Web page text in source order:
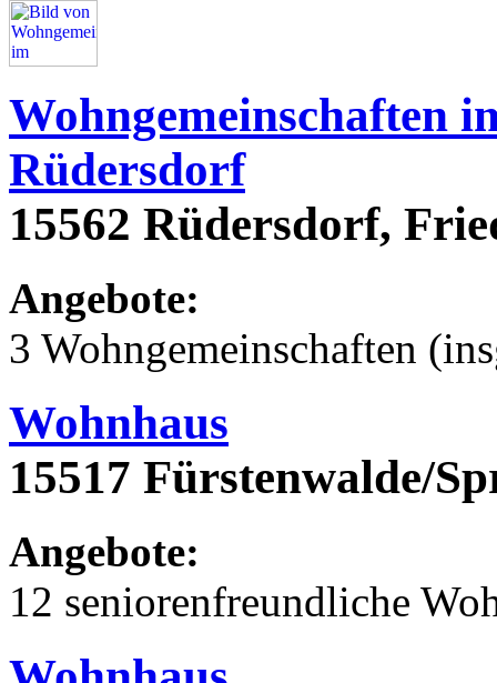
Wohngemeinschaften
Rüdersdorf
15562 Rüdersdorf,
Angebote:
3 Wohngemeinschaften
Wohnhaus
15517 Fürstenwalde/
Angebote:
12 seniorenfreundliche